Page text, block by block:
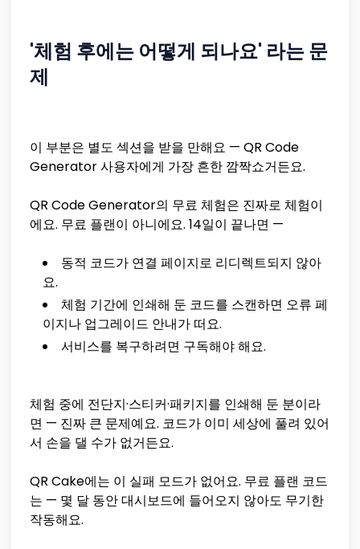
'체험 후에는 어떻게 되나요' 라는 문
제
이 부분은 별도 섹션을 받을 만해요 — QR Code
Generator 사용자에게 가장 흔한 깜짝쇼거든요.
QR Code Generator의 무료 체험은 진짜로 체험이
에요. 무료 플랜이 아니에요. 14일이 끝나면 —
동적 코드가 연결 페이지로 리디렉트되지 않아
요.
체험 기간에 인쇄해 둔 코드를 스캔하면 오류 페
이지나 업그레이드 안내가 떠요.
서비스를 복구하려면 구독해야 해요.
체험 중에 전단지·스티커·패키지를 인쇄해 둔 분이라
면 — 진짜 큰 문제예요. 코드가 이미 세상에 풀려 있어
서 손을 댈 수가 없거든요.
QR Cake에는 이 실패 모드가 없어요. 무료 플랜 코드
는 — 몇 달 동안 대시보드에 들어오지 않아도 무기한
작동해요.